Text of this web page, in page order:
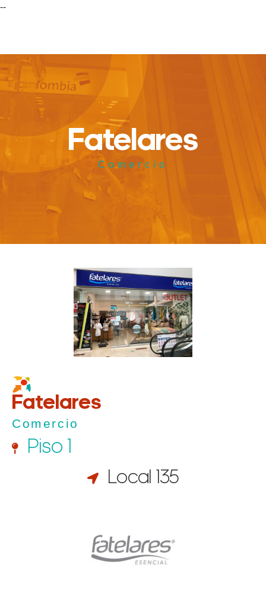
--
Fatelares
Comercio
Fatelares
Comercio
Piso 1
Local 135